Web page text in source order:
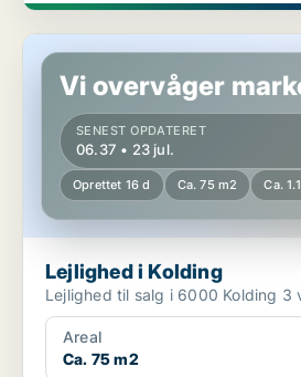
Lejlighed i Kolding
Vi overvåger
SENEST OPDATERET
06.37 • 23 jul.
Oprettet 16 d Ca. 75 m2 Ca.
Lejlighed i Kolding
Areal
Ca. 75 m2